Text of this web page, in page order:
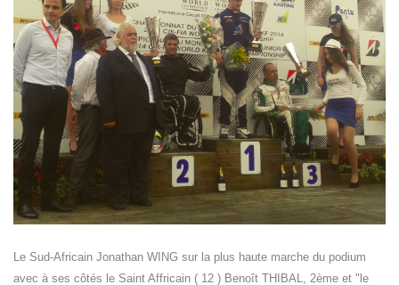
Le Sud-Africain Jonathan WING sur la plus haute marche du podium
avec à ses côtés le Saint Affricain ( 12 ) Benoît THIBAL, 2ème et "le